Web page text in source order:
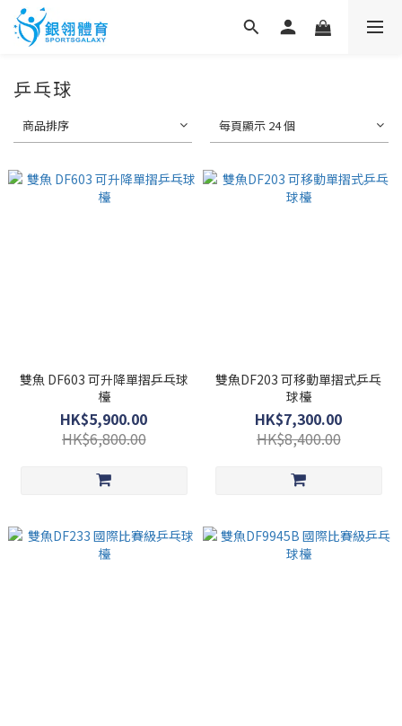
乒乓球
商品排序 每頁顯示 24 個
雙魚 DF603 可升降單摺乒乓球
檯
HK$5,900.00
HK$6,800.00
雙魚DF203 可移動單摺式乒乓
球檯
HK$7,300.00
HK$8,400.00